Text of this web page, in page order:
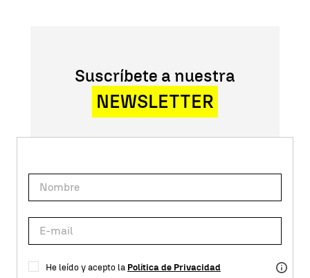
Suscríbete a nuestra
NEWSLETTER
He leído y acepto la Política de Privacidad